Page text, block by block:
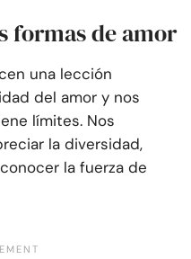
formas de amor
una lección
del amor y nos
límites. Nos
la diversidad,
la fuerza de